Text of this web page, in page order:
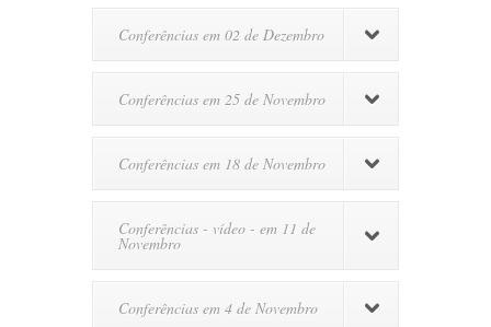
Conferências em 02 de Dezembro
Conferências em 25 de Novembro
Conferências em 18 de Novembro
Conferências - vídeo - em 11 de
Novembro
Conferências em 4 de Novembro